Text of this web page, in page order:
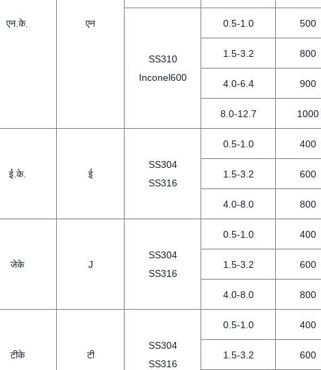
एन.के. एन
SS310
Inconel600
0.5-1.0 500
1.5-3.2 800
4.0-6.4 900
8.0-12.7 1000
ई.के. ई
SS304
SS316
0.5-1.0 400
1.5-3.2 600
4.0-8.0 800
जेके J
SS304
SS316
0.5-1.0 400
1.5-3.2 600
4.0-8.0 800
टीके टी
SS304
SS316
0.5-1.0 400
1.5-3.2 600